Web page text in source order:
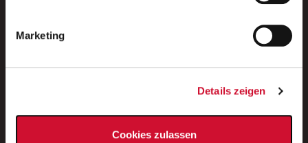
Marketing
Details zeigen
Cookies zulassen
E-Mail-Adresse eintragen